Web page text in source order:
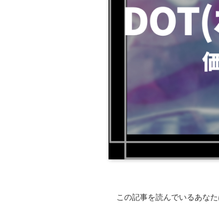
この記事を読んでいるあな